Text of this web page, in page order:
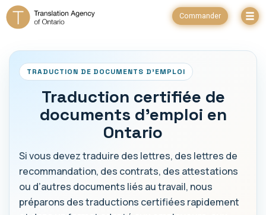
Commander
TRADUCTION DE DOCUMENTS D’EMPLOI
Traduction certifiée de
documents d’emploi en
Ontario
Si vous devez traduire des lettres, des lettres de
recommandation, des contrats, des attestations
ou d’autres documents liés au travail, nous
préparons des traductions certifiées rapidement